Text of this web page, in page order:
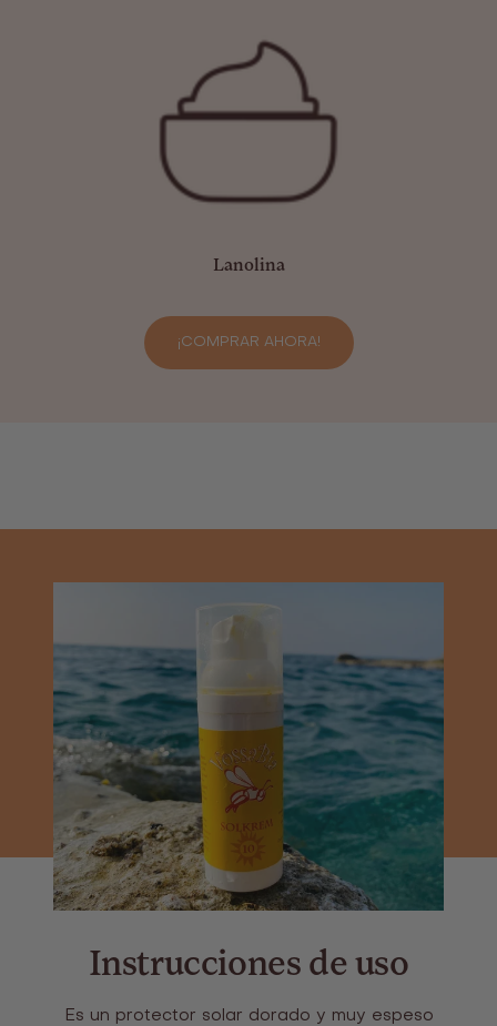
Lanolina
¡COMPRAR AHORA!
Instrucciones de uso
Es un protector solar dorado y muy espeso